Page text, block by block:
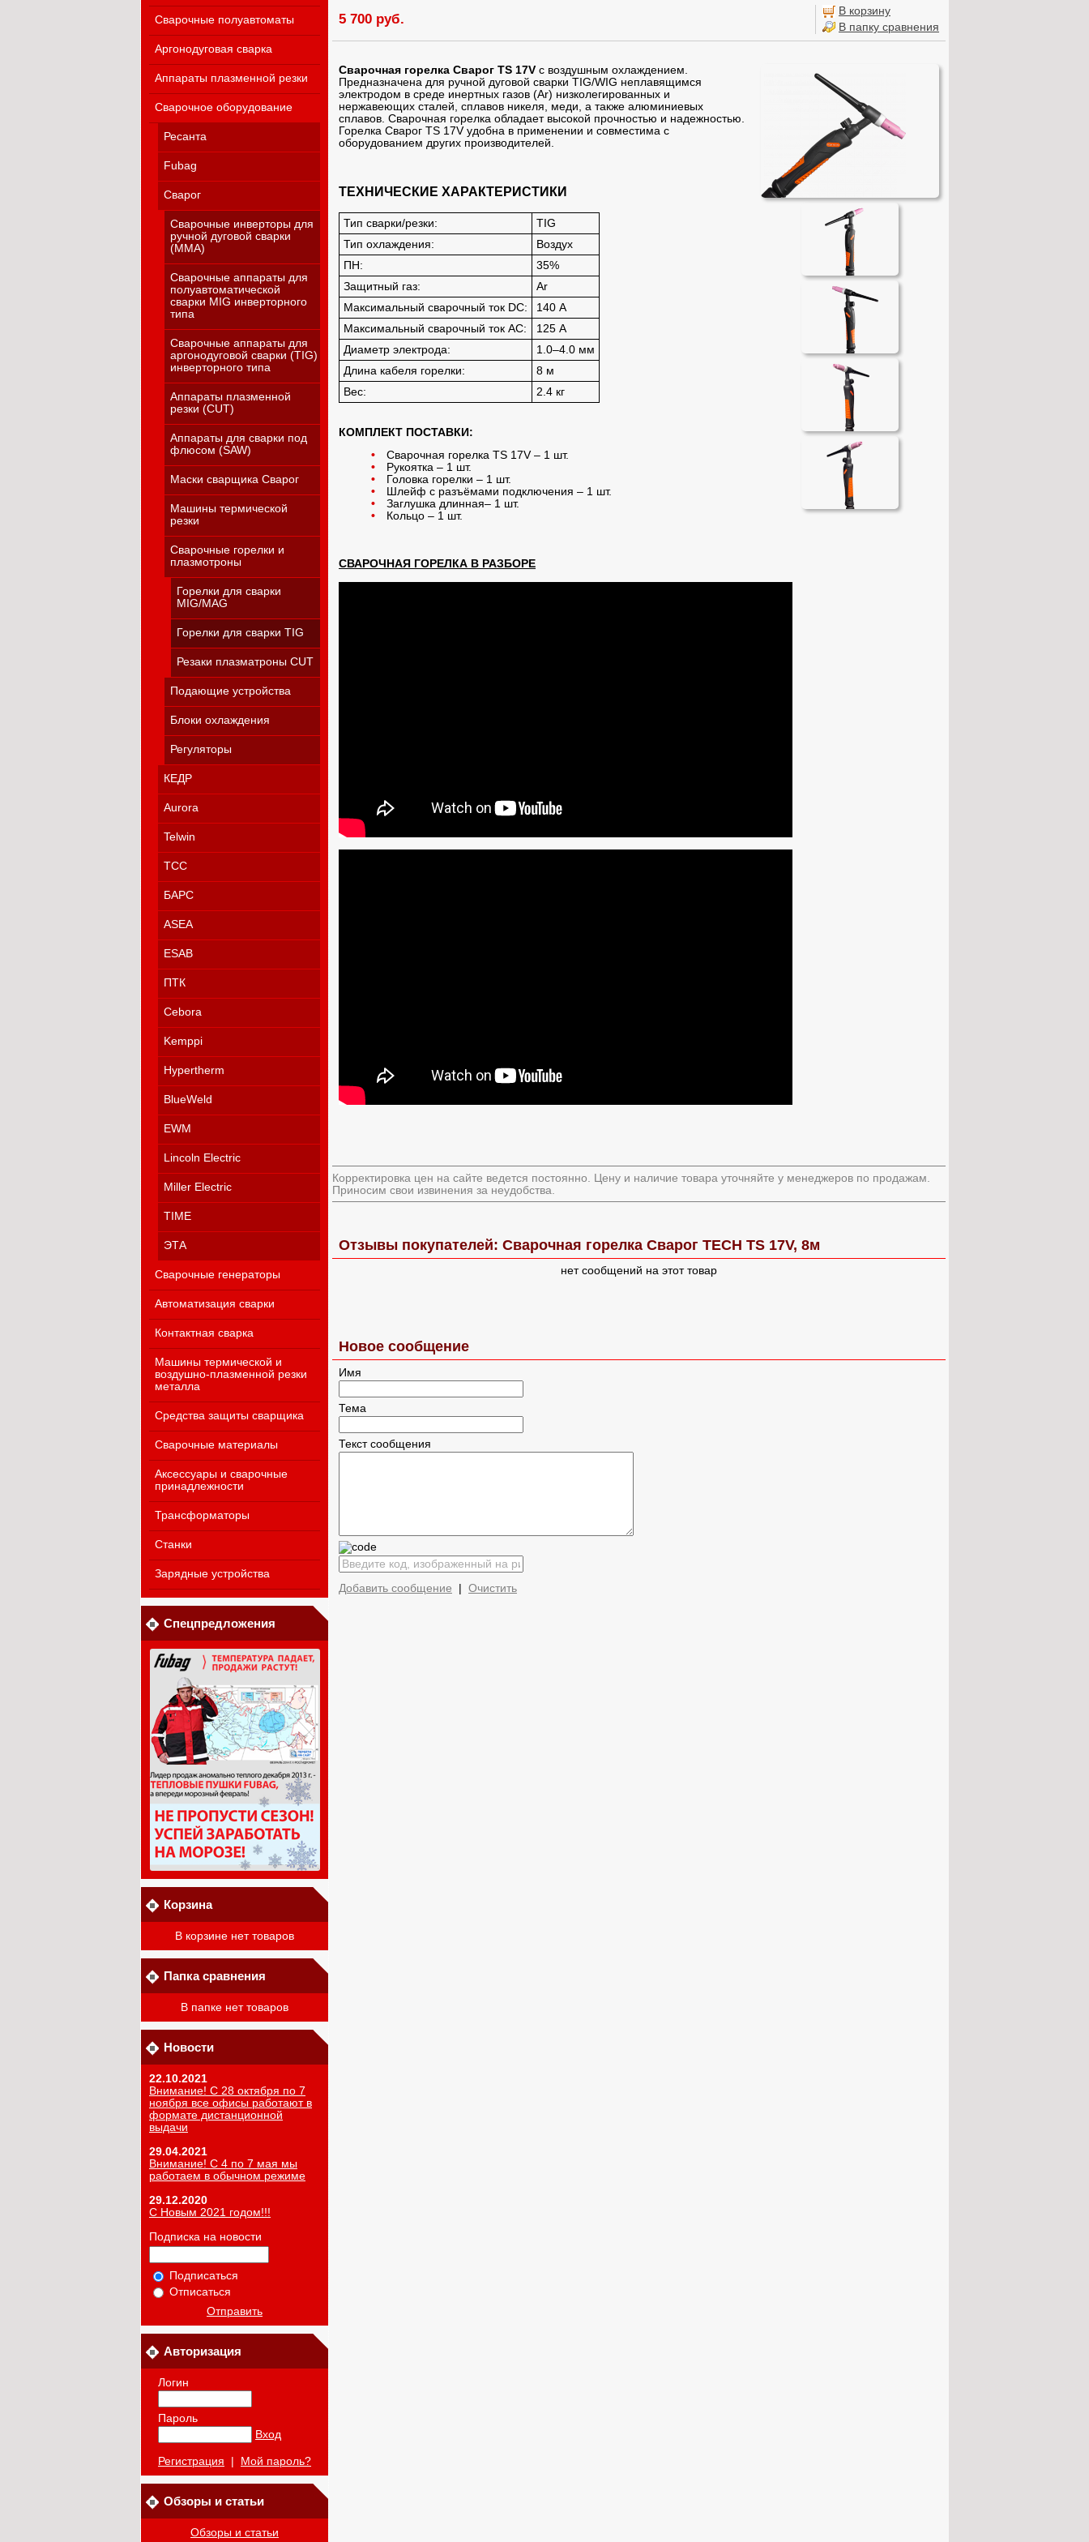
Сварочные полуавтоматы
Аргонодуговая сварка
Аппараты плазменной резки
Сварочное оборудование
Ресанта
Fubag
Сварог
Сварочные инверторы для
ручной дуговой сварки
(MMA)
Сварочные аппараты для
полуавтоматической
сварки MIG инверторного
типа
Сварочные аппараты для
аргонодуговой сварки (TIG)
инверторного типа
Аппараты плазменной
резки (CUT)
Аппараты для сварки под
флюсом (SAW)
Маски сварщика Сварог
Машины термической
резки
Сварочные горелки и
плазмотроны
Горелки для сварки
MIG/MAG
Горелки для сварки TIG
Резаки плазматроны CUT
Подающие устройства
Блоки охлаждения
Регуляторы
КЕДР
Aurora
Telwin
ТСС
БАРС
ASEA
ESAB
ПТК
Cebora
Kemppi
Hypertherm
BlueWeld
EWM
Lincoln Electric
Miller Electric
TIME
ЭТА
Сварочные генераторы
Автоматизация сварки
Контактная сварка
Машины термической и
воздушно-плазменной резки
металла
Средства защиты сварщика
Сварочные материалы
Аксессуары и сварочные
принадлежности
Трансформаторы
Станки
Зарядные устройства
Спецпредложения
Корзина
В корзине нет товаров
Папка сравнения
В папке нет товаров
Новости
22.10.2021
Внимание! С 28 октября по 7
ноября все офисы работают в
формате дистанционной
выдачи
29.04.2021
Внимание! С 4 по 7 мая мы
работаем в обычном режиме
29.12.2020
С Новым 2021 годом!!!
Подписка на новости
Подписаться
Отписаться
Отправить
Авторизация
Логин
Пароль
Вход
Регистрация Мой пароль?
Обзоры и статьи
Обзоры и статьи
5 700 руб.
В корзину
В папку сравнения
Сварочная горелка Сварог TS 17V с воздушным охлаждением.
Предназначена для ручной дуговой сварки TIG/WIG неплавящимся
электродом в среде инертных газов (Ar) низколегированных и
нержавеющих сталей, сплавов никеля, меди, а также алюминиевых
сплавов. Сварочная горелка обладает высокой прочностью и надежностью.
Горелка Сварог TS 17V удобна в применении и совместима с
оборудованием других производителей.
ТЕХНИЧЕСКИЕ ХАРАКТЕРИСТИКИ
Тип сварки/резки:
TIG
Тип охлаждения:
Воздух
ПН:
35%
Защитный газ:
Ar
Максимальный сварочный ток DC:
140 А
Максимальный сварочный ток AC:
125 А
Диаметр электрода:
1.0–4.0 мм
Длина кабеля горелки:
8 м
Вес:
2.4 кг
КОМПЛЕКТ ПОСТАВКИ:
Сварочная горелка TS 17V – 1 шт.
Рукоятка – 1 шт.
Головка горелки – 1 шт.
Шлейф с разъёмами подключения – 1 шт.
Заглушка длинная– 1 шт.
Кольцо – 1 шт.
СВАРОЧНАЯ ГОРЕЛКА В РАЗБОРЕ
Корректировка цен на сайте ведется постоянно. Цену и наличие товара уточняйте у менеджеров по продажам.
Приносим свои извинения за неудобства.
Отзывы покупателей: Сварочная горелка Сварог TECH TS 17V, 8м
нет сообщений на этот товар
Новое сообщение
Имя
Тема
Текст сообщения
Добавить сообщение Очистить